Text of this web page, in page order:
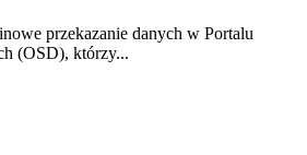
przekazanie danych w Portalu
(OSD), którzy...